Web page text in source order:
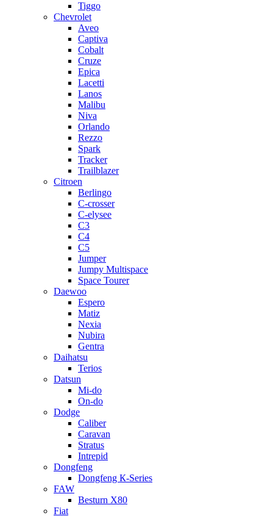
Tiggo
Chevrolet
Aveo
Captiva
Cobalt
Cruze
Epica
Lacetti
Lanos
Malibu
Niva
Orlando
Rezzo
Spark
Tracker
Trailblazer
Citroen
Berlingo
C-crosser
C-elysee
C3
C4
C5
Jumper
Jumpy Multispace
Space Tourer
Daewoo
Espero
Matiz
Nexia
Nubira
Gentra
Daihatsu
Terios
Datsun
Mi-do
On-do
Dodge
Caliber
Caravan
Stratus
Intrepid
Dongfeng
Dongfeng К-Series
FAW
Besturn Х80
Fiat